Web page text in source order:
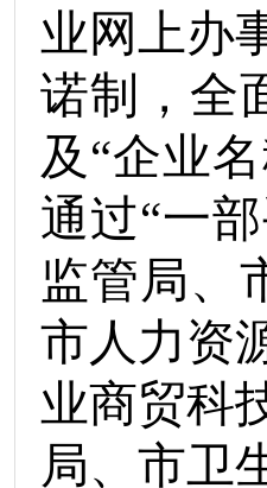
业网上办
诺制，全
及 “企业
通过“一
监管局、
市人力资
业商贸科
局、 市卫